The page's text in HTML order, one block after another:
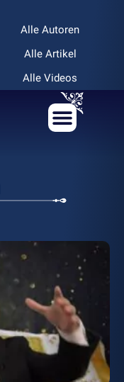
Alle Autoren
Alle Artikel
Alle Videos